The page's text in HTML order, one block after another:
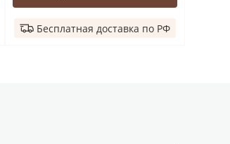
Бесплатная доставка по РФ